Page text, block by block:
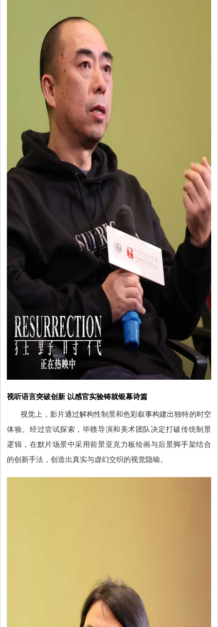
视听语言突破创新 以感官实验铸就银幕诗篇
视觉上，影片通过解构性制景和色彩叙事构建出独特的时空
体验。经过尝试探索，毕赣导演和美术团队决定打破传统制景
逻辑，在默片场景中采用前景亚克力板绘画与后景脚手架结合
的创新手法，创造出真实与虚幻交织的视觉隐喻。